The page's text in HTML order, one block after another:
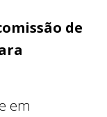
de
em